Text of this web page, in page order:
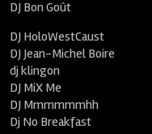
DJ Bon Goût
DJ HoloWestCaust
DJ Jean-Michel Boire
dj klingon
DJ MiX Me
DJ Mmmmmmhh
Dj No Breakfast